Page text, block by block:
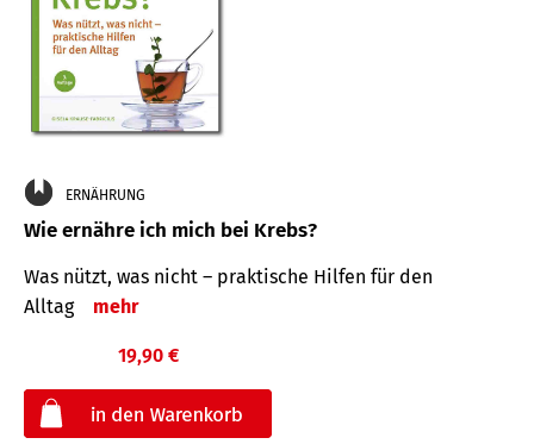
ERNÄHRUNG
Wie ernähre ich mich bei Krebs?
Was nützt, was nicht – praktische Hilfen für den
Alltag
mehr
19,90 €